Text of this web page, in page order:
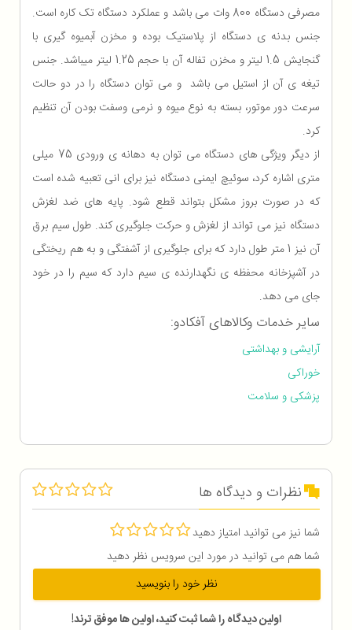
مصرفی دستگاه 800 وات می باشد و عملکرد دستگاه تک کاره است.
جنس بدنه ی دستگاه از پلاستیک بوده و مخزن آبمیوه گیری با
گنجایش 1.5 لیتر و مخزن تفاله آن با حجم 1.25 لیتر میباشد. جنس
تیغه ی آن از استیل می باشد و می توان دستگاه را در دو حالت
سرعت دور موتور، بسته به نوع میوه و نرمی وسفت بودن آن تنظیم
کرد.
از دیگر ویژگی های دستگاه می توان به دهانه ی ورودی 75 میلی
متری اشاره کرد، سوئیچ ایمنی دستگاه نیز برای انی تعبیه شده است
که در صورت بروز مشکل بتواند قطع شود. پایه های ضد لغزش
دستگاه نیز می تواند از لغزش و حرکت جلوگیری کند. طول سیم برق
آن نیز 1 متر طول دارد که برای جلوگیری از آشفتگی و به هم ریختگی
در آشپزخانه محفظه ی نگهدارنده ی سیم دارد که سیم را در خود
جای می دهد.
سایر خدمات وکالاهای آفکادو:
آرایشی و بهداشتی
خوراکی
پزشکی و سلامت
نظرات و دیدگاه ها
شما نیز می توانید امتیاز دهید
شما هم می توانید در مورد این سرویس نظر دهید
نظر خود را بنویسید
اولین دیدگاه را شما ثبت کنید، اولین ها موفق ترند!